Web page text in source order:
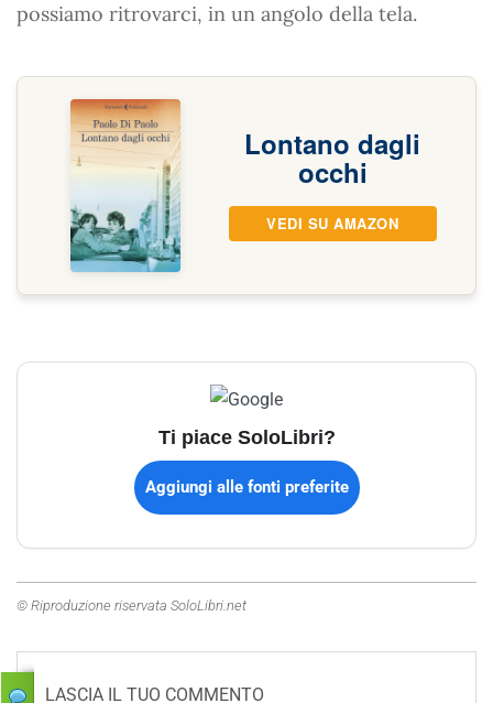
possiamo ritrovarci, in un angolo della tela.
Lontano dagli
occhi
VEDI SU AMAZON
Ti piace SoloLibri?
Aggiungi alle fonti preferite
© Riproduzione riservata SoloLibri.net
LASCIA IL TUO COMMENTO